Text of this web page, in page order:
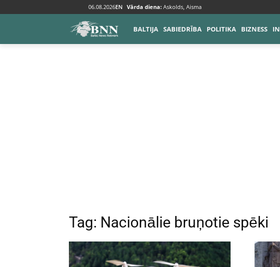
06.08.2026EN Vārda diena: Askolds, Aisma
BALTIJA SABIEDRĪBA POLITIKA BIZNESS
Tags Nacionālie bruņotie spēki
Tag: Nacionālie bruņotie spēki